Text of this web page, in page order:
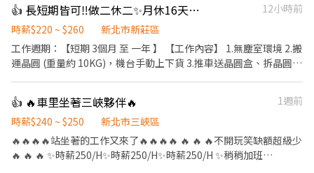
🌈錄取率高 🌈立即上班 ───────────────────
【休假制度】周休二日 【工作內容】3C零件、久坐組裝、操機、檢
驗 【休假制度】週休六日 【工作地點】樹林區俊英街 (近樹林興仁
夜市) 【工作時段&薪資】-薪資含津貼加班- ❤️日班 08:00-17:00 時
薪$230 【薪約$40480-$64743】 ❤️夜班 20:00-04:30 時薪$260
─────────────────── 📲應徵方式： ✦高薪職
缺找【林林🎀Luna】✦ 📩ID：@953jhhqr (要加@) ➡️點擊快速✚
👍 長短期皆可‼️做二休二✨月休16天🔥晶圓搬運員 💥可短期2-3個月
12小時前
時薪$220 ~ $260
新北市新莊區
工作週期：【短期 3個月 至 一年 】 【工作內容】 1.無塵室環境 2.搬
運晶圓 (重量約 10KG)，機台手動上下貨 3.推車送晶圓盒、拆晶圓外
任獎金(任期一年) : >> 整年度平均薪資 * 兩個月 另加 兩萬 / 五萬八
留任獎金 日/夜 (20000 / 58000) 年終獎金 日/夜 (69600 / 82600)
(分成4份每季發放一份) 《休假制度》 做二休二 固定日/夜班 (月休
15-16天) 【上班地點】 桃園市龜山區華亞五路2號 📩 【火速卡位應
徵流程】 ➊ 點擊填寫廠商制式履歷（1分鐘完成，快速安排送
👍 🔥車里坐著三峽夥伴🔥
1週前
時薪$240 ~ $250
新北市三峽區
🔥🔥🔥🔥站坐著的工作又來了🔥🔥🔥🔥 🔥 🔥 🔥不開玩笑缺額超級少
🔥 🔥 🔥 ✨時薪250/H✨時薪250/H✨時薪250/H ✨稍稍加班